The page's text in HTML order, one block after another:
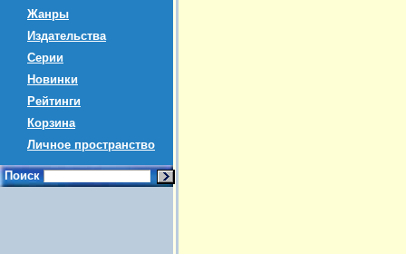
Жанры
Издательства
Серии
Новинки
Рейтинги
Корзина
Личное пространство
Поиск